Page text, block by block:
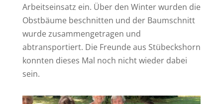
Arbeitseinsatz ein. Über den Winter wurden die
Obstbäume beschnitten und der Baumschnitt
wurde zusammengetragen und
abtransportiert. Die Freunde aus Stübeckshorn
konnten dieses Mal noch nicht wieder dabei
sein.